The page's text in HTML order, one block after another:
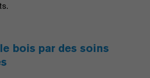
bois par des soins